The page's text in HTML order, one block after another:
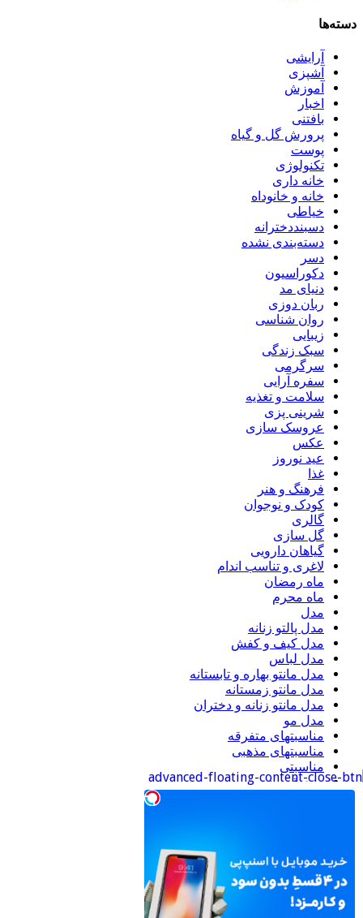
دسته‌ها
آرایشی
آشپزی
آموزش
اخبار
بافتنی
پرورش گل و گیاه
پوست
تکنولوژی
خانه داری
خانه و خانوداه
خیاطی
دسبنددخترانه
دسته‌بندی نشده
دسر
دکوراسیون
دنیای مد
ربان دوزی
روان شناسی
زیبایی
سبک زندگی
سرگرمی
سفره آرایی
سلامت و تغذیه
شرینی پزی
عروسک سازی
عکس
عید نوروز
غذا
فرهنگ و هنر
کودک و نوجوان
گالری
گل سازی
گیاهان دارویی
لاغری و تناسب اندام
ماه رمضان
ماه محرم
مدل
مدل پالتو زنانه
مدل کیف و کفش
مدل لباس
مدل مانتو بهاره و تابستانه
مدل مانتو زمستانه
مدل مانتو زنانه و دختران
مدل مو
مناسبتهای متفرقه
مناسبتهای مذهبی
مناسبتی
منجوق دوزی
ورود
خوراک ورودی‌ها
خوراک دیدگاه‌ها